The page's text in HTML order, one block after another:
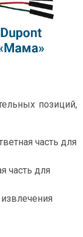
позиций,
часть для
часть для